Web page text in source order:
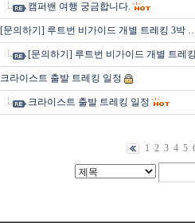
캠퍼밴 여행 궁금합니다.
[문의하기] 루트번 비가이드 개별 트레킹 3박
[문의하기] 루트번 비가이드 개별 트레
크라이스트 출발 트레킹 일정
크라이스트 출발 트레킹 일정
1 2 3 4 5